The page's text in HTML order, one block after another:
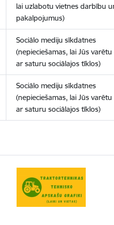
lai uzlabotu vietnes darbību
pakalpojumus)
Sociālo mediju sīkdatnes
(nepieciešamas, lai Jūs varētu
ar saturu sociālajos tīklos)
Sociālo mediju sīkdatnes
(nepieciešamas, lai Jūs varētu
ar saturu sociālajos tīklos)